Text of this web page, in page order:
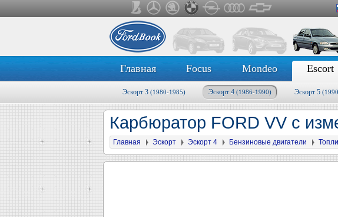
Главная Focus Mondeo Escort
Эскорт 3 (1980-1985) Эскорт 4 (1986-1990) Эскорт 5
Карбюратор FORD VV с
Главная Эскорт Эскорт 4 Бензиновые двигатели